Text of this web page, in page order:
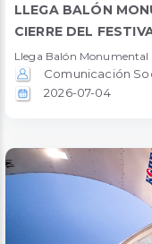
LLEGA BALÓN
CIERRE DEL
Llega Balón Monumental
Comunicación
2026-07-04